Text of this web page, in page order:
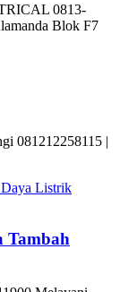
0813-
Blok F7
081212258115 |
Tambah